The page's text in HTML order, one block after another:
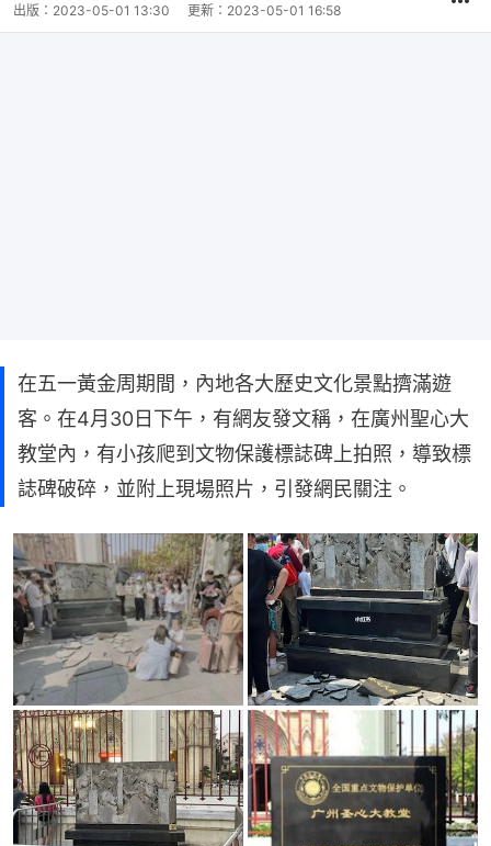
出版： 2023-05-01 13:30 更新： 2023-05-01 16:58
在五一黃金周期間，內地各大歷史文化景點擠滿遊
客。在4月30日下午，有網友發文稱，在廣州聖心大
教堂內，有小孩爬到文物保護標誌碑上拍照，導致標
誌碑破碎，並附上現場照片，引發網民關注。